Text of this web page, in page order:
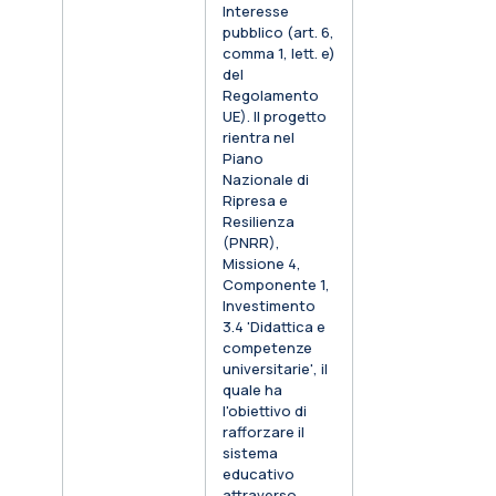
Interesse
pubblico (art. 6,
comma 1, lett. e)
del
Regolamento
UE). Il progetto
rientra nel
Piano
Nazionale di
Ripresa e
Resilienza
(PNRR),
Missione 4,
Componente 1,
Investimento
3.4 'Didattica e
competenze
universitarie', il
quale ha
l'obiettivo di
rafforzare il
sistema
educativo